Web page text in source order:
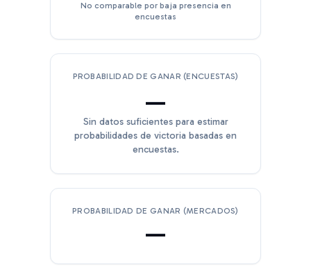
No comparable por baja presencia en
encuestas
PROBABILIDAD DE GANAR (ENCUESTAS)
—
Sin datos suficientes para estimar
probabilidades de victoria basadas en
encuestas.
PROBABILIDAD DE GANAR (MERCADOS)
—